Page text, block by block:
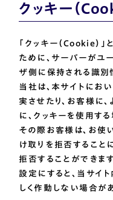
クッキー（
「クッキー（Cookie）
ために、サーバーがユ
ザ側に保持される識別
当社は、本サイトにお
実させたり、お客様に
に、クッキーを使用する
その際お客様は、お使
け取りを拒否すること
拒否することができま
設定にすると、当サイ
しく作動しない場合が